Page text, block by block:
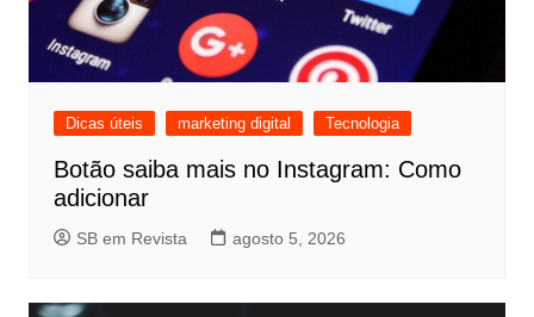
Dicas úteis marketing digital Tecnologia
Botão saiba mais no Instagram: Como
adicionar
SB em Revista agosto 5, 2026